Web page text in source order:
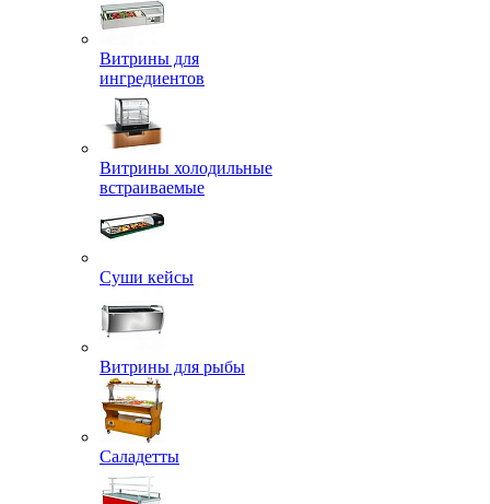
Витрины для
ингредиентов
Витрины холодильные
встраиваемые
Суши кейсы
Витрины для рыбы
Саладетты